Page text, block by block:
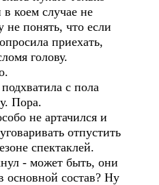
коем случае не
понять, что если
приехать,
голову.
с пола
Пора.
не артачился и
отпустить
спектаклей.
- может быть, они
основной состав? Ну